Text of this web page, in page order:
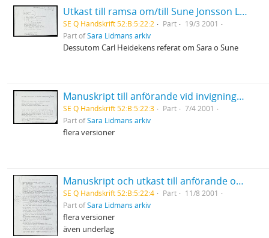
Utkast till ramsa om/till Sune Jonsson Länsmuseet i Umeå
SE Q Handskrift 52:B:5:22:2 Part
19/3 2001
Part ofSara Lidmans arkiv
Dessutom Carl Heidekens referat om Sara o Sune
Manuskript till anförande vid invigningen av biblioteket Renfors/Vindeln
SE Q Handskrift 52:B:5:22:3 Part
7/4 2001
Part ofSara Lidmans arkiv
flera versioner
Manuskript och utkast till anförande om Hjördis Schymberg i Alnö kyrka
SE Q Handskrift 52:B:5:22:4 Part
11/8 2001
Part ofSara Lidmans arkiv
flera versioner
även underlag